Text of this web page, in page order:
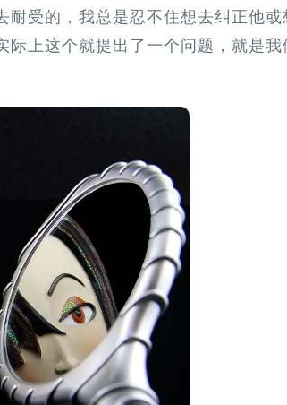
耐受的，我总是忍不住想去纠正他或
际上这个就提出了一个问题，就是我